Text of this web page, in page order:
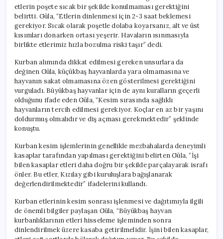
etlerin poşete sıcak bir şekilde konulmaması gerektiğini
belirtti. Güla, “Etlerin dinlenmesi için 2-3 saat beklemesi
gerekiyor. Sıcak olarak poşetle dolaba koyarsanız, alt ve üst
kısımları donarken ortası yeşerir. Havaların ısınmasıyla
birlikte etlerimiz hızla bozulma riski taşır” dedi.
Kurban alımında dikkat edilmesi gereken unsurlara da
değinen Güla, küçükbaş hayvanlarda yara olmamasına ve
hayvanın sakat olmamasına özen gösterilmesi gerektiğini
vurguladı. Büyükbaş hayvanlar için de aynı kuralların geçerli
olduğunu ifade eden Güla, “Kesim sırasında sağlıklı
hayvanların tercih edilmesi gerekiyor. Koçlar en az bir yaşını
doldurmuş olmalıdır ve diş açması gerekmektedir” şeklinde
konuştu.
Kurban kesim işlemlerinin genellikle mezbahalarda deneyimli
kasaplar tarafından yapılması gerektiğini belirten Güla, “İşi
bilen kasaplar etleri daha doğru bir şekilde parçalayarak israfı
önler. Bu etler, Kızılay gibi kuruluşlara bağışlanarak
değerlendirilmektedir” ifadelerini kullandı.
Kurban etlerinin kesim sonrası işlenmesi ve dağıtımıyla ilgili
de önemli bilgiler paylaşan Güla, “Büyükbaş hayvan
kurbanlıklarının etleri hisseleme işleminden sonra
dinlendirilmek üzere kasaba getirilmelidir. İşini bilen kasaplar,